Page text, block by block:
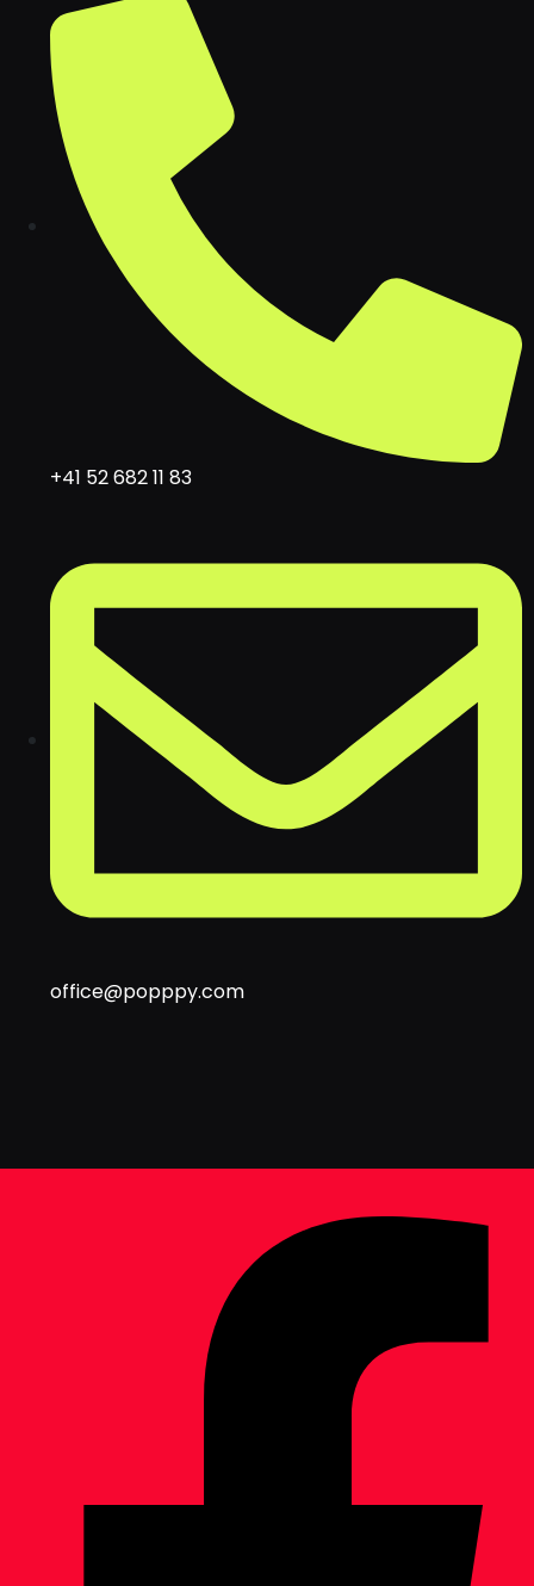
+41 52 682 11 83
office@popppy.com